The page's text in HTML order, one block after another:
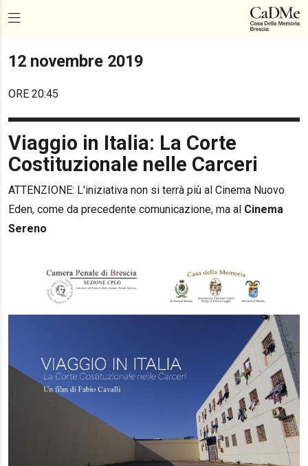
12 novembre 2019
ORE 20:45
Viaggio in Italia: La Corte
Costituzionale nelle Carceri
ATTENZIONE: L'iniziativa non si terrà più al Cinema Nuovo
Eden, come da precedente comunicazione, ma al Cinema
Sereno